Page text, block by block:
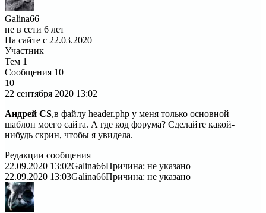
Galina66
не в сети 6 лет
На сайте с 22.03.2020
Участник
Тем 1
Сообщения 10
10
22 сентября 2020 13:02
Андрей CS,в файлу header.php у меня только основной
шаблон моего сайта. А где код форума? Сделайте какой-
нибудь скрин, чтобы я увидела.
Редакции сообщения
22.09.2020 13:02Galina66Причина: не указано
22.09.2020 13:03Galina66Причина: не указано